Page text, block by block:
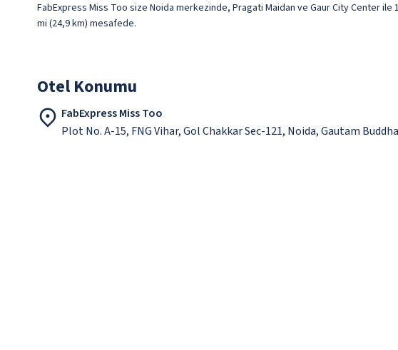
FabExpress Miss Too size Noida merkezinde, Pragati Maidan ve Gaur City Center
mi (24,9 km) mesafede.
Otel Konumu
FabExpress Miss Too
Plot No. A-15, FNG Vihar, Gol Chakkar Sec-121, Noida, Gautam